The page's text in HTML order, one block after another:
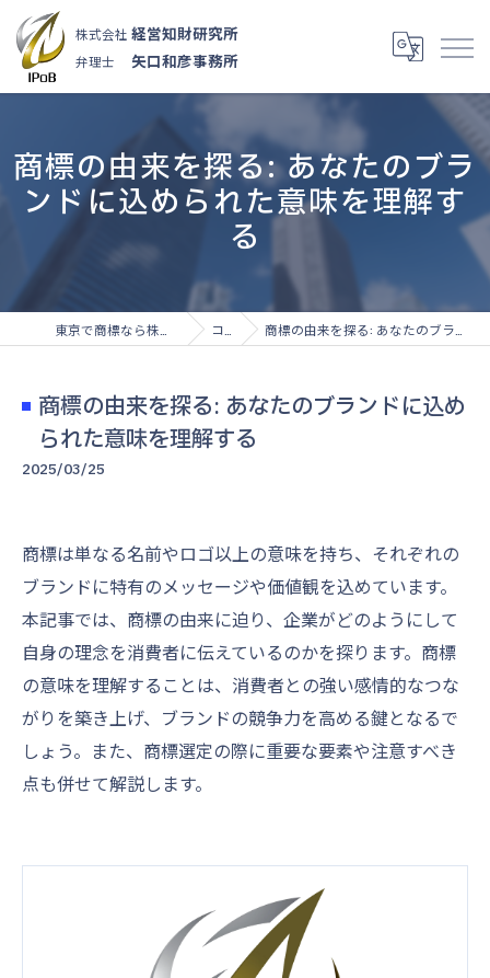
株式会社 経営知財研究所
弁理士 矢口和彦事務所
商標の由来を探る: あなたのブラ
ンドに込められた意味を理解す
る
コラム 商標の由来を探る: あなたのブランドに込められた意味を理解する
商標の由来を探る: あなたのブランドに込め
られた意味を理解する
2025/03/25
商標は単なる名前やロゴ以上の意味を持ち、それぞれの
ブランドに特有のメッセージや価値観を込めています。
本記事では、商標の由来に迫り、企業がどのようにして
自身の理念を消費者に伝えているのかを探ります。商標
の意味を理解することは、消費者との強い感情的なつな
がりを築き上げ、ブランドの競争力を高める鍵となるで
しょう。また、商標選定の際に重要な要素や注意すべき
点も併せて解説します。